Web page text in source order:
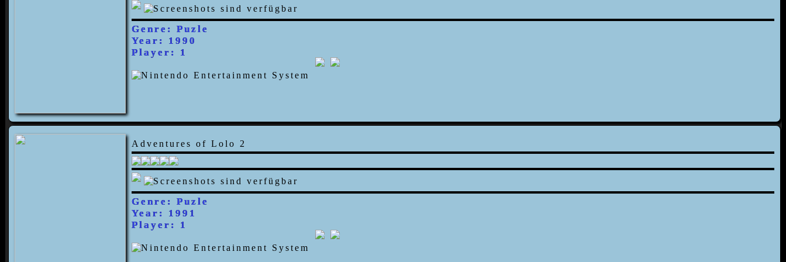
Genre: Puzle
Year: 1990
Player: 1
Adventures of Lolo 2
Genre: Puzle
Year: 1991
Player: 1